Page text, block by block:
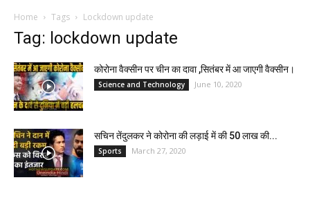
Home Tags Lockdown update
Tag: lockdown update
कोरोना वैक्सीन पर चीन का दावा ,सितंबर में आ जाएगी वैक्सीन।
Science and Technology June 10, 2020
सचिन तेंदुलकर ने कोरोना की लड़ाई में की 50 लाख की...
Sports March 27, 2020